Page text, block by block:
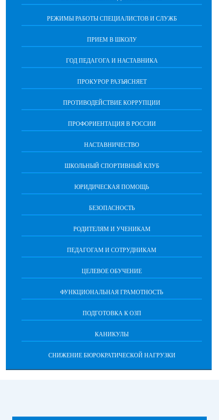
РЕЖИМЫ РАБОТЫ СПЕЦИАЛИСТОВ И СЛУЖБ
ПРИЕМ В ШКОЛУ
ГОД ПЕДАГОГА И НАСТАВНИКА
ПРОКУРОР РАЗЪЯСНЯЕТ
ПРОТИВОДЕЙСТВИЕ КОРРУПЦИИ
ПРОФОРИЕНТАЦИЯ В РОССИИ
НАСТАВНИЧЕСТВО
ШКОЛЬНЫЙ СПОРТИВНЫЙ КЛУБ
ЮРИДИЧЕСКАЯ ПОМОЩЬ
БЕЗОПАСНОСТЬ
РОДИТЕЛЯМ И УЧЕНИКАМ
ПЕДАГОГАМ И СОТРУДНИКАМ
ЦЕЛЕВОЕ ОБУЧЕНИЕ
ФУНКЦИОНАЛЬНАЯ ГРАМОТНОСТЬ
ПОДГОТОВКА К ОЗП
КАНИКУЛЫ
СНИЖЕНИЕ БЮРОКРАТИЧЕСКОЙ НАГРУЗКИ